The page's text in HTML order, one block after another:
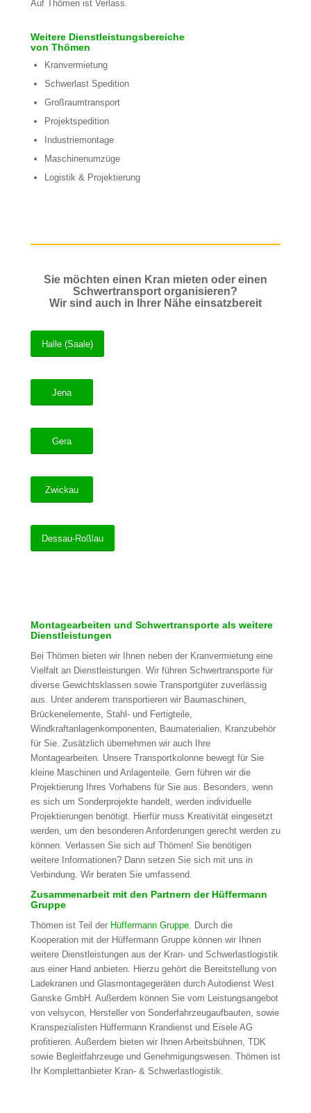
Auf Thömen ist Verlass.
Weitere Dienstleistungsbereiche
von Thömen
Kranvermietung
Schwerlast Spedition
Großraumtransport
Projektspedition
Industriemontage
Maschinenumzüge
Logistik & Projektierung
Sie möchten einen Kran mieten oder einen
Schwertransport organisieren?
Wir sind auch in Ihrer Nähe einsatzbereit
Halle (Saale)
Jena
Gera
Zwickau
Dessau-Roßlau
Montagearbeiten und Schwertransporte als weitere
Dienstleistungen
Bei Thömen bieten wir Ihnen neben der Kranvermietung eine
Vielfalt an Dienstleistungen. Wir führen Schwertransporte für
diverse Gewichtsklassen sowie Transportgüter zuverlässig
aus. Unter anderem transportieren wir Baumaschinen,
Brückenelemente, Stahl- und Fertigteile,
Windkraftanlagenkomponenten, Baumaterialien, Kranzubehör
für Sie. Zusätzlich übernehmen wir auch Ihre
Montagearbeiten. Unsere Transportkolonne bewegt für Sie
kleine Maschinen und Anlagenteile. Gern führen wir die
Projektierung Ihres Vorhabens für Sie aus. Besonders, wenn
es sich um Sonderprojekte handelt, werden individuelle
Projektierungen benötigt. Hierfür muss Kreativität eingesetzt
werden, um den besonderen Anforderungen gerecht werden zu
können. Verlassen Sie sich auf Thömen! Sie benötigen
weitere Informationen? Dann setzen Sie sich mit uns in
Verbindung. Wir beraten Sie umfassend.
Zusammenarbeit mit den Partnern der Hüffermann
Gruppe
Thömen ist Teil der Hüffermann Gruppe. Durch die
Kooperation mit der Hüffermann Gruppe können wir Ihnen
weitere Dienstleistungen aus der Kran- und Schwerlastlogistik
aus einer Hand anbieten. Hierzu gehört die Bereitstellung von
Ladekranen und Glasmontagegeräten durch Autodienst West
Ganske GmbH. Außerdem können Sie vom Leistungsangebot
von velsycon, Hersteller von Sonderfahrzeugaufbauten, sowie
Kranspezialisten Hüffermann Krandienst und Eisele AG
profitieren. Außerdem bieten wir Ihnen Arbeitsbühnen, TDK
sowie Begleitfahrzeuge und Genehmigungswesen. Thömen ist
Ihr Komplettanbieter Kran- & Schwerlastlogistik.